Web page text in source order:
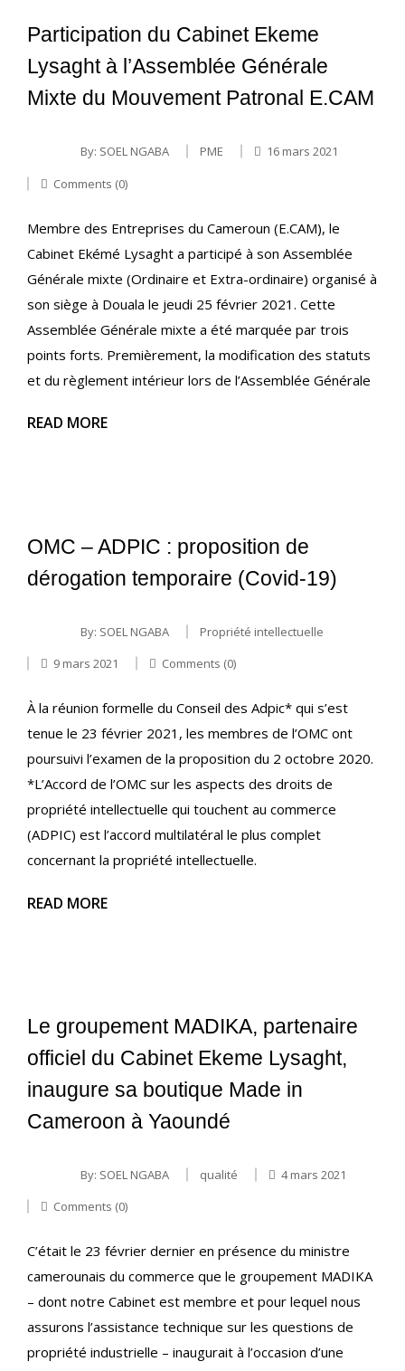
Participation du Cabinet Ekeme
Lysaght à l’Assemblée Générale
Mixte du Mouvement Patronal E.CAM
By: SOEL NGABA PME
16 mars 2021
Comments (0)
Membre des Entreprises du Cameroun (E.CAM), le
Cabinet Ekémé Lysaght a participé à son Assemblée
Générale mixte (Ordinaire et Extra-ordinaire) organisé à
son siège à Douala le jeudi 25 février 2021. Cette
Assemblée Générale mixte a été marquée par trois
points forts. Premièrement, la modification des statuts
et du règlement intérieur lors de l’Assemblée Générale
READ MORE
OMC – ADPIC : proposition de
dérogation temporaire (Covid-19)
By: SOEL NGABA
Propriété intellectuelle
9 mars 2021
Comments (0)
À la réunion formelle du Conseil des Adpic* qui s’est
tenue le 23 février 2021, les membres de l’OMC ont
poursuivi l’examen de la proposition du 2 octobre 2020.
*L’Accord de l’OMC sur les aspects des droits de
propriété intellectuelle qui touchent au commerce
(ADPIC) est l’accord multilatéral le plus complet
concernant la propriété intellectuelle.
READ MORE
Le groupement MADIKA, partenaire
officiel du Cabinet Ekeme Lysaght,
inaugure sa boutique Made in
Cameroon à Yaoundé
By: SOEL NGABA qualité
4 mars 2021
Comments (0)
C’était le 23 février dernier en présence du ministre
camerounais du commerce que le groupement MADIKA
– dont notre Cabinet est membre et pour lequel nous
assurons l’assistance technique sur les questions de
propriété industrielle – inaugurait à l’occasion d’une